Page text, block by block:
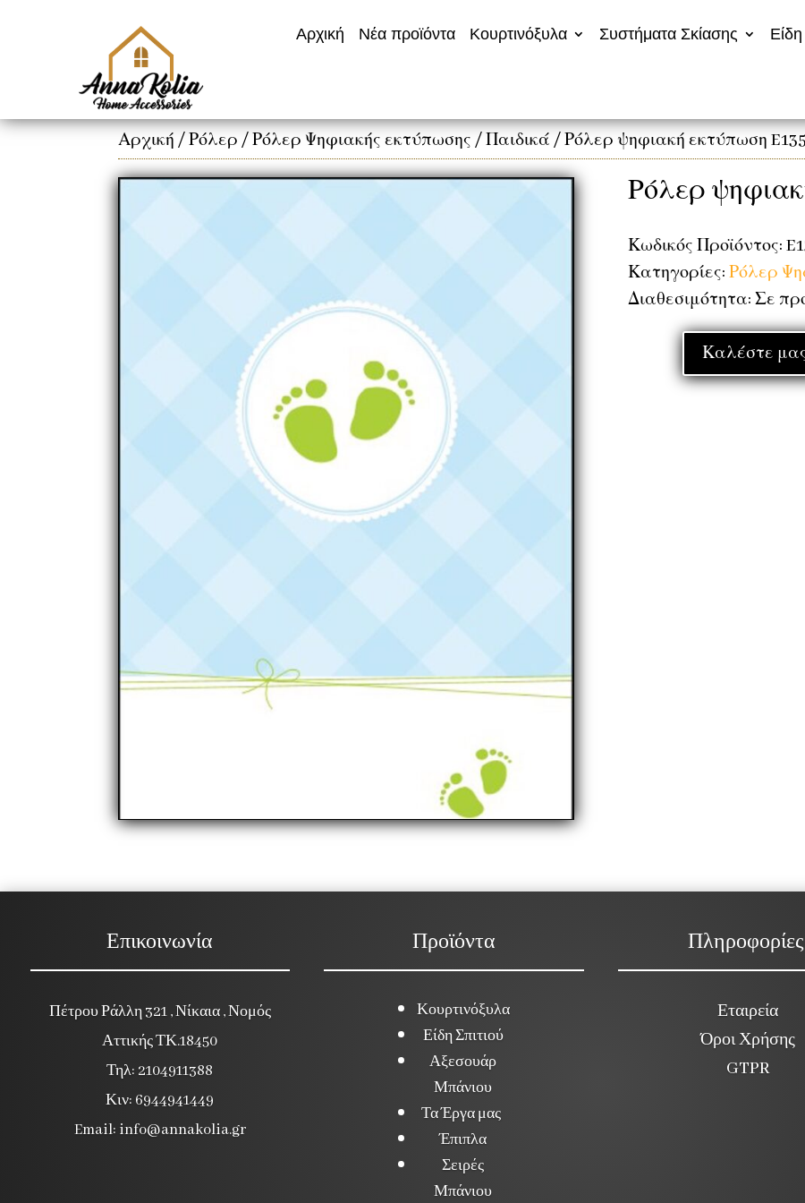
Αρχική Νέα προϊόντα Κουρτινόξυλα Συστήματα Σκίασης Είδη
Αρχική /Ρόλερ /Ρόλερ Ψηφιακής εκτύπωσης /Παιδικά / Ρόλερ ψηφιακή εκτύπωση E135
Ρόλερ
Κωδικός Προϊόντος:
Κατηγορίες: Ρόλερ
Διαθεσιμότητα: Σε
Καλέστε μας
Επικοινωνία
Πέτρου Ράλλη 321 , Νίκαια , Νομός
Αττικής ΤΚ.18450
Τηλ: 2104911388
Κιν: 6944941449
Email: info@annakolia.gr
Προϊόντα
Κουρτινόξυλα
Είδη Σπιτιού
Αξεσουάρ
Μπάνιου
Τα Έργα μας
Έπιπλα
Σειρές
Μπάνιου
Πληροφορίες
Εταιρεία
Όροι Χρήσης
GTPR